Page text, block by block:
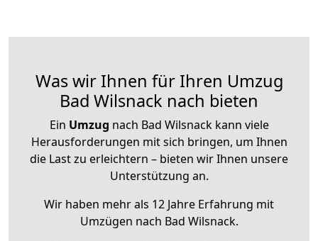
Was wir Ihnen für Ihren Umzug
Bad Wilsnack nach bieten
Ein Umzug nach Bad Wilsnack kann viele
Herausforderungen mit sich bringen, um Ihnen
die Last zu erleichtern – bieten wir Ihnen unsere
Unterstützung an.
Wir haben mehr als 12 Jahre Erfahrung mit
Umzügen nach Bad Wilsnack.